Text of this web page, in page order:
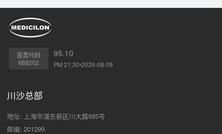
股票代码
688202
95.10
PM 21:30•2026-08-08
川沙总部
地址: 上海市浦东新区川大路585号
邮编: 201299